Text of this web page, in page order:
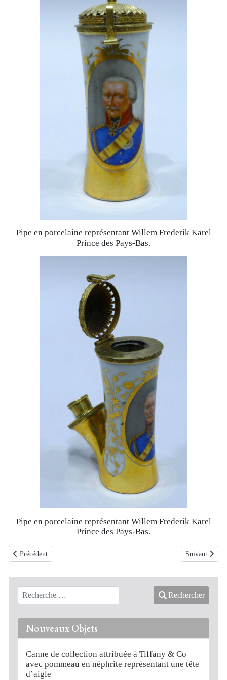
Pipe en porcelaine représentant Willem Frederik Karel
Prince des Pays-Bas.
Pipe en porcelaine représentant Willem Frederik Karel
Prince des Pays-Bas.
Article précédent : Pipe de type ULM en buis, argent, corne et ivoire
Précédent Article
Suivant
Rechercher
Nouveaux Objets
Canne de collection attribuée à Tiffany & Co
avec pommeau en néphrite représentant une tête
d’aigle